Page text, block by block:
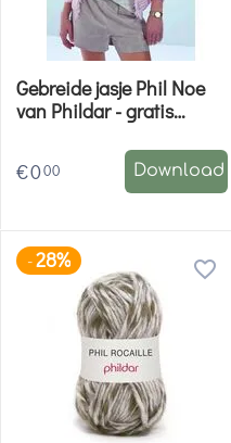
Gebreide jasje Phil Noe
van Phildar - gratis
€000 Download
-28%